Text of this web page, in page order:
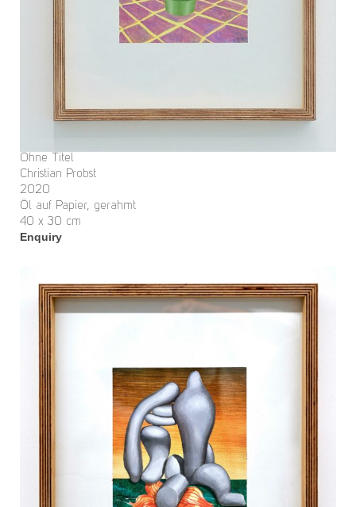
Ohne Titel
Christian Probst
2020
Öl auf Papier, gerahmt
40 x 30 cm
Enquiry